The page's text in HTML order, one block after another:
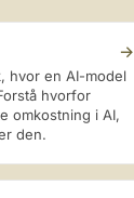
→
hvor en AI-model
hvorfor
omkostning i AI,
den.